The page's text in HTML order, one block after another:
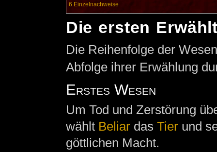
6 Einzelnachweise
Die ersten
Die Reihenfolge der
Abfolge ihrer Erwählung
Erstes Wesen
Um Tod und Zerstörung
wählt Beliardas Tierund
göttlichen Macht.